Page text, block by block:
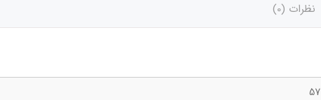
نظرات (0)
57